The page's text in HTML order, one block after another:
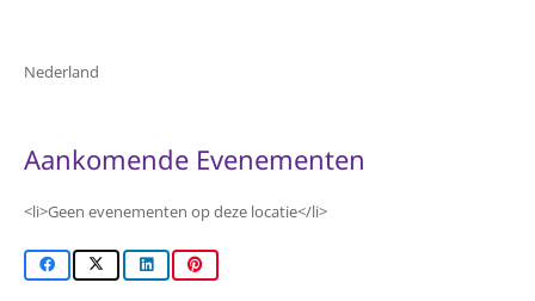
Nederland
Aankomende Evenementen
<li>Geen evenementen op deze locatie</li>